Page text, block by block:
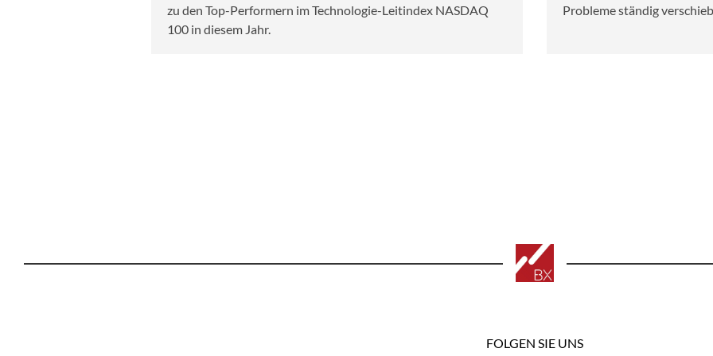
zu den Top-Performern im Technologie-Leitindex NASDAQ
100 in diesem Jahr.
Probleme ständig
FOLGEN SIE UNS